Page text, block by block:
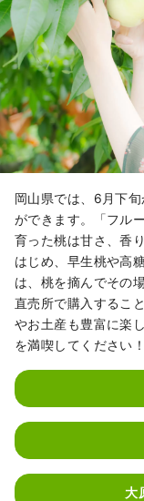
岡山県では、6月下
ができます。「フル
育った桃は甘さ、香
はじめ、早生桃や高
は、桃を摘んでその
直売所で購入するこ
やお土産も豊富に楽
を満喫してください！
大